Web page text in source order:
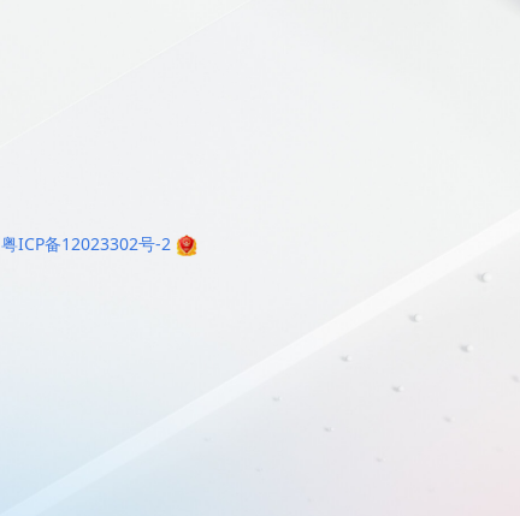
粤ICP备12023302号-2